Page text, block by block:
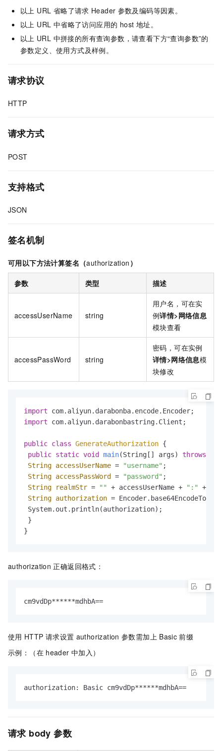
以上 URL 省略了请求 Header 参数及编码等因素。
以上 URL 中省略了访问应用的 host 地址。
以上 URL 中拼接的所有查询参数，请查看下方“查询参数”的
参数定义、使用方式及样例。
请求协议
HTTP
请求方式
POST
支持格式
JSON
签名机制
可用以下方法计算签名（authorization ）
参数 类型 描述
accessUserName string
用户名，可在实
例详情>网络信息
模块查看
accessPassWord string
密码，可在实例
详情>网络信息模
块修改
import
import com.aliyun.darabonbastring.Client;
public class GenerateAuthorization {
public static void main(String[] args) throws
String accessUserName = "username" ;
String accessPassWord = "password" ;
String
realmStr = "" + accessUserName + ":"
+
String authorization =
System.out.println(authorization);
}
}
authorization 正确返回格式：
cm9vdDp******mdhbA==
使用 HTTP 请求设置 authorization 参数需加上 Basic 前缀
示例：（在 header 中加入）
authorization: Basic cm9vdDp******mdhbA==
请求 body 参数